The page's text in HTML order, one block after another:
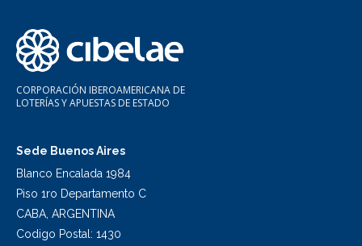
CORPORACIÓN IBEROAMERICANA DE
LOTERÍAS Y APUESTAS DE ESTADO
Sede Buenos Aires
Blanco Encalada 1984
Piso 1ro Departamento C
CABA, ARGENTINA
Codigo Postal: 1430